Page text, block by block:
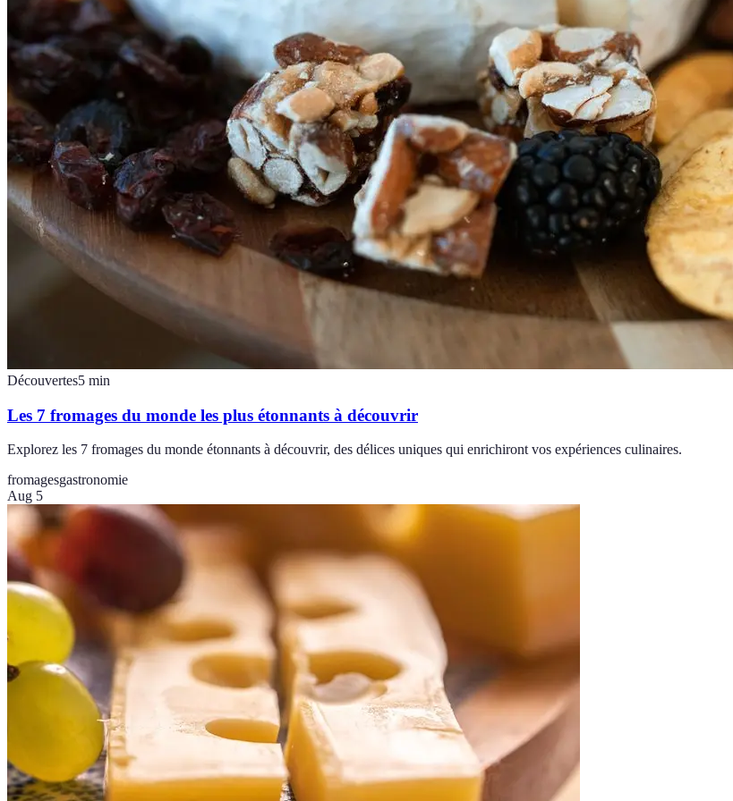
Découvertes5 min
Les 7 fromages du monde les plus étonnants à découvrir
Explorez les 7 fromages du monde étonnants à découvrir, des délices uniques qui enrichiront vos expériences culinaires.
fromagesgastronomie
Aug 5